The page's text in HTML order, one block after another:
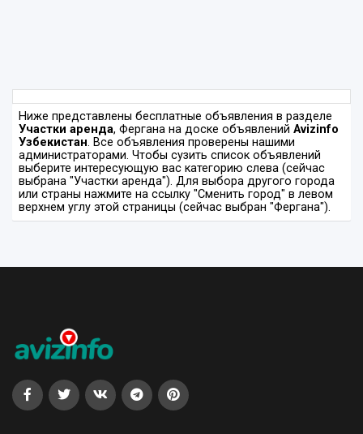
Ниже представлены бесплатные объявления в разделе
Участки аренда, Фергана на доске объявлений Avizinfo
Узбекистан. Все объявления проверены нашими
администраторами. Чтобы сузить список объявлений
выберите интересующую вас категорию слева (сейчас
выбрана "Участки аренда"). Для выбора другого города
или страны нажмите на ссылку "Сменить город" в левом
верхнем углу этой страницы (сейчас выбран "Фергана").